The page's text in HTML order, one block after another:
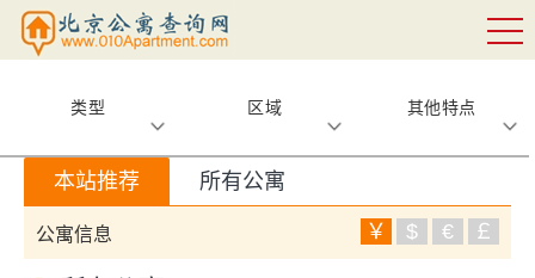
类型 区域 其他特点
本站推荐 所有公寓
公寓信息 ￥ $ € ￡